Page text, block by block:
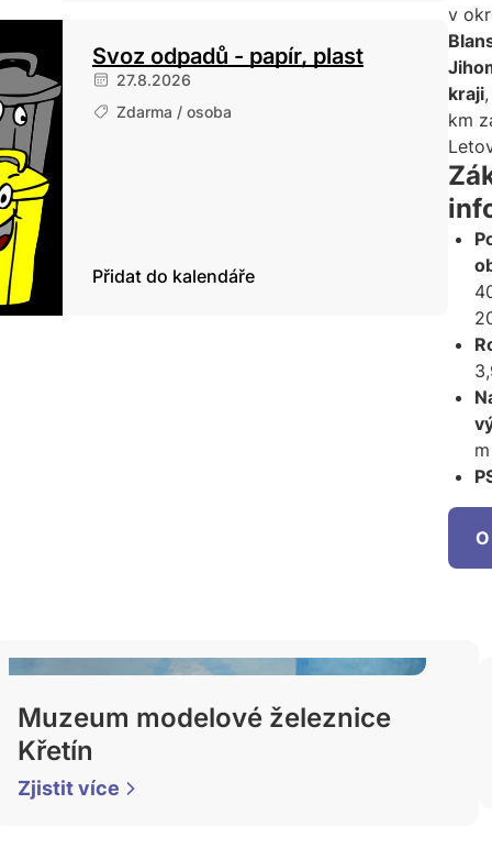
Svoz odpadů - papír, plast
27.8.2026
Zdarma / osoba
Přidat do kalendáře
v
kraji
km
Muzeum modelové železnice
Křetín
Zjistit více